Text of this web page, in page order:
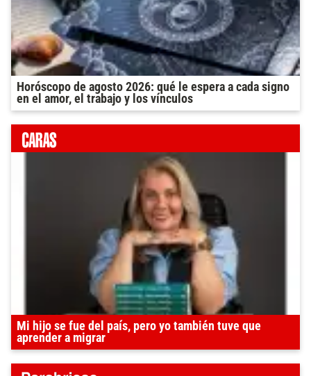
Horóscopo de agosto 2026: qué le espera a cada signo
en el amor, el trabajo y los vínculos
Mi hijo se fue del país, pero yo también tuve que
aprender a migrar